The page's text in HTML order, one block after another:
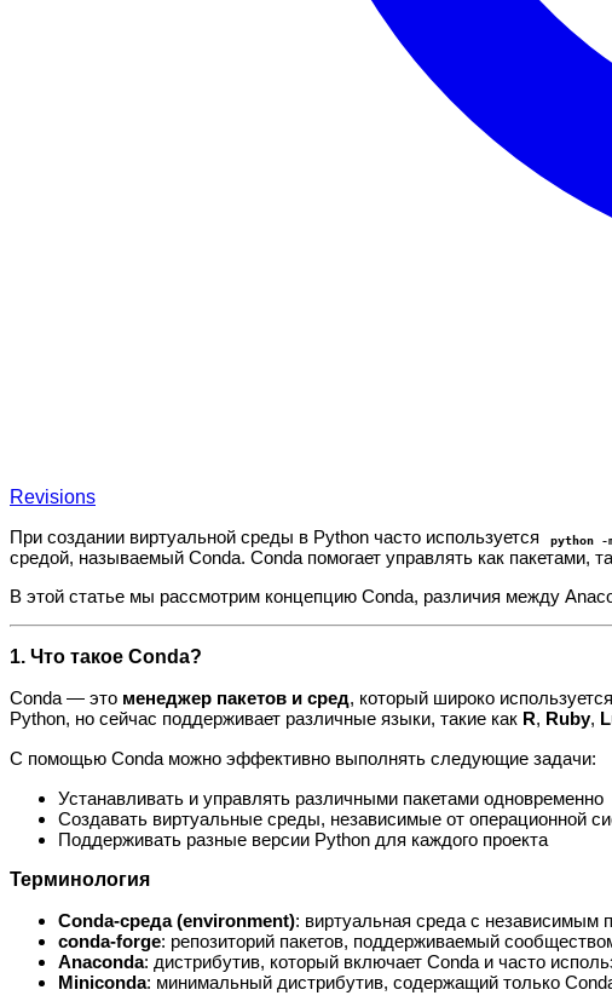
Revisions
При создании виртуальной среды в Python часто используется
python -
средой, называемый Conda. Conda помогает управлять как пакетами,
В этой статье мы рассмотрим концепцию Conda, различия между
1. Что такое Conda?
Conda — это менеджер пакетов и сред, который широко
Python, но сейчас поддерживает различные языки, такие как R, Ruby,
С помощью Conda можно эффективно выполнять следующие задачи:
Устанавливать и управлять различными пакетами одновременно
Создавать виртуальные среды, независимые от операционной
Поддерживать разные версии Python для каждого проекта
Терминология
Conda-среда (environment): виртуальная среда с независимым
conda-forge: репозиторий пакетов, поддерживаемый
Anaconda: дистрибутив, который включает Conda и часто
Miniconda: минимальный дистрибутив, содержащий только